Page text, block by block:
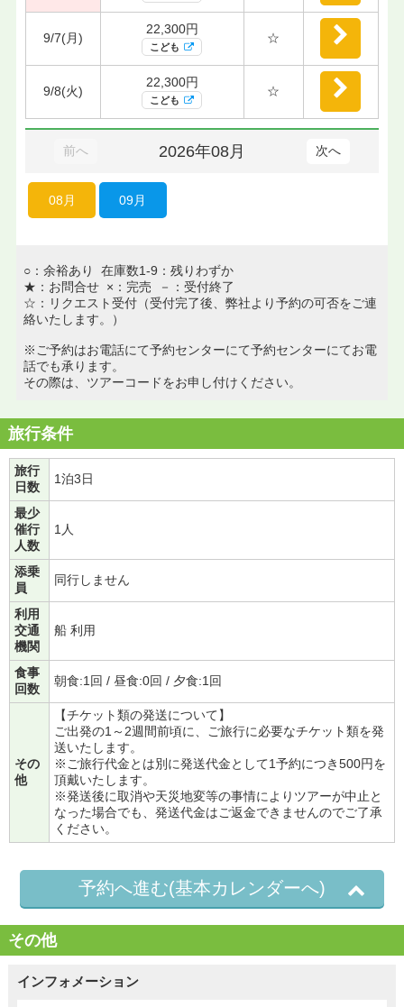
9/7(月)
22,300円
こども
☆
9/8(火)
22,300円
こども
☆
前へ 2026年08月 次へ
08月 09月
○：余裕あり 在庫数1-9：残りわずか
★：お問合せ ×：完売 －：受付終了
☆：リクエスト受付（受付完了後、弊社より予約の可否をご連
絡いたします。）
※ご予約はお電話にて予約センターにて予約センターにてお電
話でも承ります。
その際は、ツアーコードをお申し付けください。
旅行条件
旅行
日数
1泊3日
最少
催行
人数
1人
添乗
員
同行しません
利用
交通
機関
船 利用
食事
回数
朝食:1回 / 昼食:0回 / 夕食:1回
その
他
【チケット類の発送について】
ご出発の1～2週間前頃に、ご旅行に必要なチケット類を発
送いたします。
※ご旅行代金とは別に発送代金として1予約につき500円を
頂戴いたします。
※発送後に取消や天災地変等の事情によりツアーが中止と
なった場合でも、発送代金はご返金できませんのでご了承
ください。
予約へ進む(基本カレンダーへ)
その他
インフォメーション